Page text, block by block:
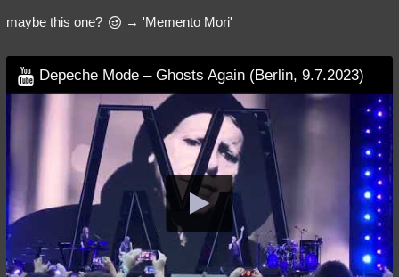
Musik Clash Verbesserungen
Übersichten
Besucht Teilgenommen Alle Neue Geschlossen
Schlüsselwörter
maybe this one? → 'Memento Mori'
Depeche Mode – Ghosts Again (Berlin, 9.7.2023)